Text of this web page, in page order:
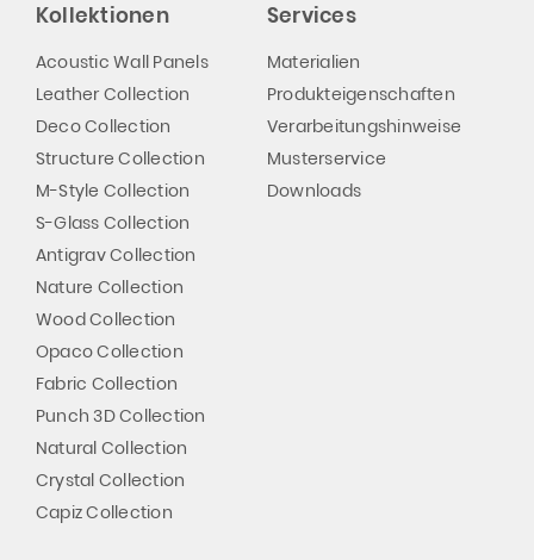
Kollektionen
Acoustic Wall Panels
Leather Collection
Deco Collection
Structure Collection
M-Style Collection
S-Glass Collection
Antigrav Collection
Nature Collection
Wood Collection
Opaco Collection
Fabric Collection
Punch 3D Collection
Natural Collection
Crystal Collection
Capiz Collection
Services
Materialien
Produkteigenschaften
Verarbeitungshinweise
Musterservice
Downloads